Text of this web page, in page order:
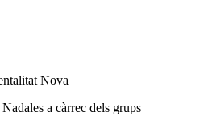
Nova
a càrrec dels grups